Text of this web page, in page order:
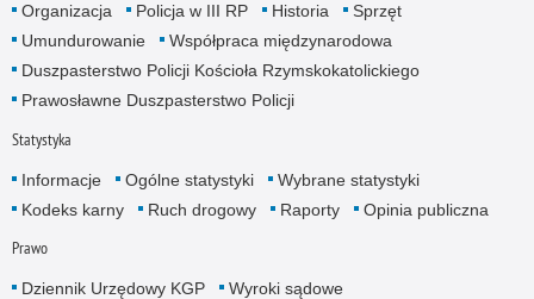
Organizacja
Policja w III RP Historia
Sprzęt
Umundurowanie
Współpraca międzynarodowa
Duszpasterstwo Policji Kościoła Rzymskokatolickiego
Prawosławne Duszpasterstwo Policji
Statystyka
Informacje Ogólne statystyki
Wybrane statystyki
Kodeks karny
Ruch drogowy Raporty Opinia publiczna
Prawo
Dziennik Urzędowy KGP Wyroki sądowe